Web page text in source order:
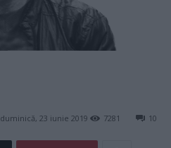
duminică, 23 iunie 2019 10
7281